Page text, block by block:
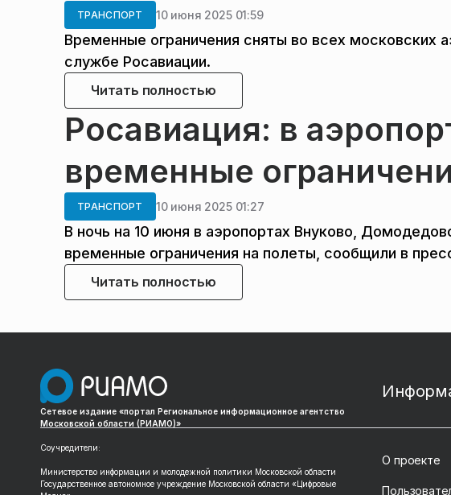
ТРАНСПОРТ 10 июня 2025 01:59
Временные ограничения сняты во всех московских
службе Росавиации.
Читать полностью
Росавиация: в
временные
ТРАНСПОРТ 10 июня 2025 01:27
В ночь на 10 июня в аэропортах Внуково,
временные ограничения на полеты, сообщили в
Читать полностью
Сетевое издание «портал Региональное информационное агентство
Московской области (РИАМО)»
Соучредители:
Министерство информации и молодежной политики Московской области
Государственное автономное учреждение Московской области «Цифровые
О проекте